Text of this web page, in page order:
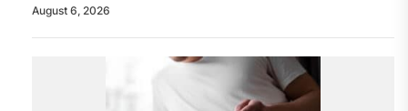
August 6, 2026